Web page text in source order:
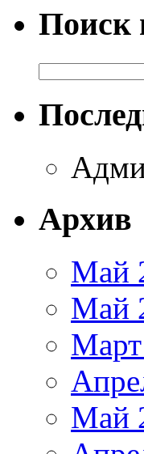
Поиск
Архив
Май
Май
Май